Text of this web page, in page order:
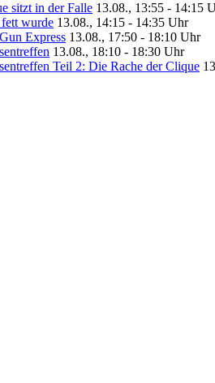
sitzt in der Falle 13.08., 13:55 - 14:15
wurde 13.08., 14:15 - 14:35 Uhr
Express 13.08., 17:50 - 18:10 Uhr
13.08., 18:10 - 18:30 Uhr
Teil 2: Die Rache der Clique